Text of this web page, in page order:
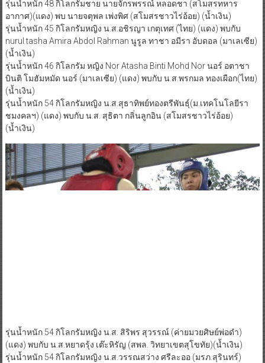
รุ่นน้ำหนัก 48 กิโลกรัมชาย นายจักรพรรณ์ หลอดชา (สโมสรทหาร
อากาศ)(แดง) พบ นายจตุพล เพ่งพิศ (สโมสรชาวไร่อ้อย) (น้ำเงิน)
รุ่นน้ำหนัก 45 กิโลกรัมหญิง น.ส.อชิรญา เกตุเทศ (ไทย) (แดง) พบกับ
nurul tasha Amira Abdol Rahman นูรูล ทาชา อมีรา อับดอล (มาเลเซีย)
(น้ำเงิน)
รุ่นน้ำหนัก 46 กิโลกรัม หญิง Nor Atasha Binti Mohd Nor นอร์ อตาชา
บินติ โมฮัมหมัด นอร์ (มาเลเซีย) (แดง) พบกับ น.ส.พรกมล ทองเผือก(ไทย)
(น้ำเงิน)
รุ่นน้ำหนัก 54 กิโลกรัมหญิง น.ส.สุธาทิพย์ทองตรีพันธุ์(ม.เทคโนโลยีรา
ชมงคลฯ) (แดง) พบกับ น.ส. สุธิตา กลิ่นลูกอิน (สโมสรชาวไร่อ้อย)
(น้ำเงิน)
รุ่นน้ำหนัก 54 กิโลกรัมหญิง น.ส. สิริพร สุวรรณ์ (ค่ายมวยศิษย์พ่อดํา)
(แดง) พบกับ น.ส.หยาดรุ้ง เต๊ะหิรัญ (สพล. วิทยาเขตสุโขทัย)(น้ำเงิน)
รุ่นน้ำหนัก 54 กิโลกรัมหญิง น.ส.วรรณสว่าง ศรีละออ (มรภ.สุรินทร์)